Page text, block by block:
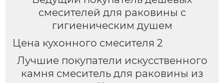
смесителей для раковины с
гигиеническим душем
Цена кухонного смесителя 2
Лучшие покупатели искусственного
камня смеситель для раковины из